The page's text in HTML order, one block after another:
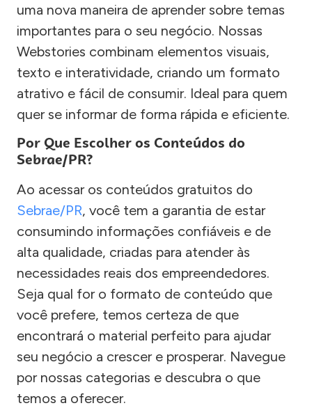
uma nova maneira de aprender sobre temas
importantes para o seu negócio. Nossas
Webstories combinam elementos visuais,
texto e interatividade, criando um formato
atrativo e fácil de consumir. Ideal para quem
quer se informar de forma rápida e eficiente.
Por Que Escolher os Conteúdos do
Sebrae/PR?
Ao acessar os conteúdos gratuitos do
Sebrae/PR, você tem a garantia de estar
consumindo informações confiáveis e de
alta qualidade, criadas para atender às
necessidades reais dos empreendedores.
Seja qual for o formato de conteúdo que
você prefere, temos certeza de que
encontrará o material perfeito para ajudar
seu negócio a crescer e prosperar. Navegue
por nossas categorias e descubra o que
temos a oferecer.